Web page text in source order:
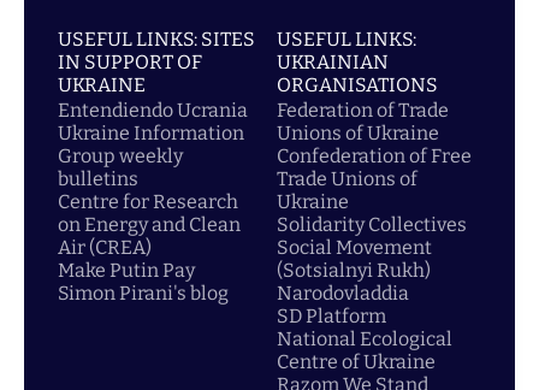
USEFUL LINKS: SITES
IN SUPPORT OF
UKRAINE
Entendiendo Ucrania
Ukraine Information
Group weekly
bulletins
Centre for Research
on Energy and Clean
Air (CREA)
Make Putin Pay
Simon Pirani's blog
USEFUL LINKS:
UKRAINIAN
ORGANISATIONS
Federation of Trade
Unions of Ukraine
Confederation of Free
Trade Unions of
Ukraine
Solidarity Collectives
Social Movement
(Sotsialnyi Rukh)
Narodovladdia
SD Platform
National Ecological
Centre of Ukraine
Razom We Stand